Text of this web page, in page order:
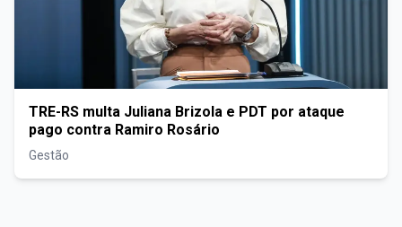
TRE-RS multa Juliana Brizola e PDT por ataque
pago contra Ramiro Rosário
Gestão